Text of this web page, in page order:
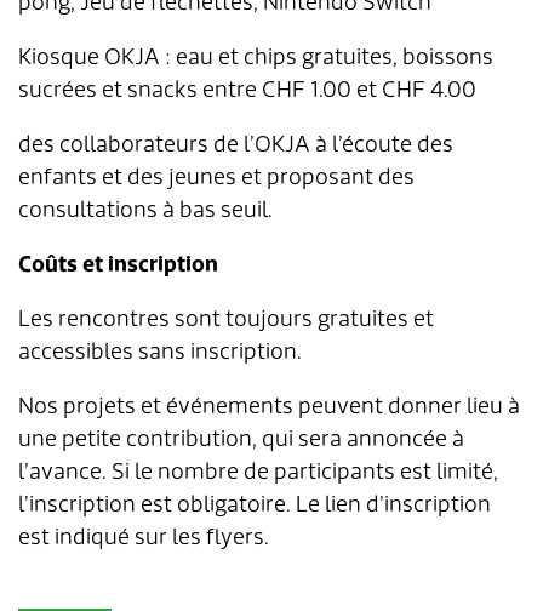
Kiosque OKJA : eau et chips gratuites, boissons
sucrées et snacks entre CHF 1.00 et CHF 4.00
des collaborateurs de l’OKJA à l’écoute des
enfants et des jeunes et proposant des
consultations à bas seuil.
Coûts et inscription
Les rencontres sont toujours gratuites et
accessibles sans inscription.
Nos projets et événements peuvent donner lieu à
une petite contribution, qui sera annoncée à
l’avance. Si le nombre de participants est limité,
l’inscription est obligatoire. Le lien d’inscription
est indiqué sur les flyers.